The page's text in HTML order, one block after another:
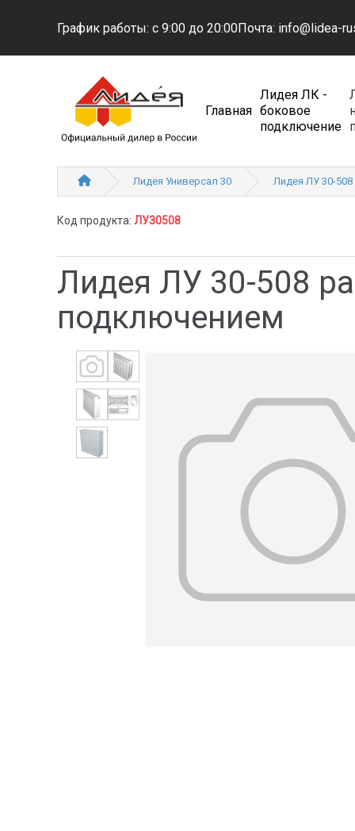
График работы: с 9:00 до 20:00Почта: info@lidea-
Главная
Лидея ЛК -
боковое
подключение
Лидея Универсал 30 Лидея ЛУ 30-508
Код продукта: ЛУ30508
Лидея ЛУ 30-508
подключением